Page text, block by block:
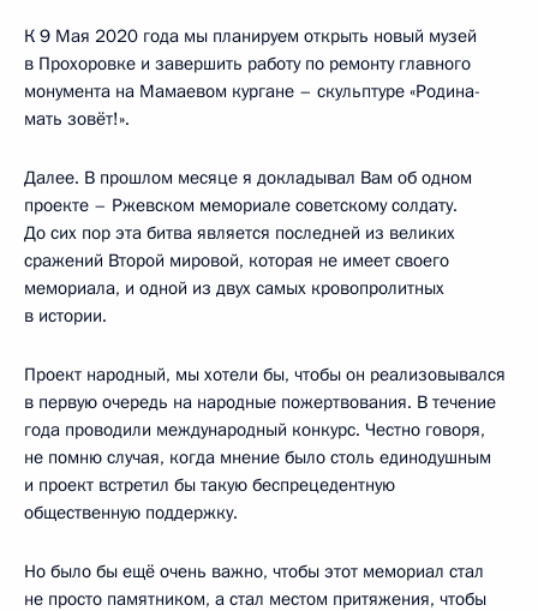
К 9 Мая 2020 года мы планируем открыть новый музей
в Прохоровке и завершить работу по ремонту главного
монумента на Мамаевом кургане – скульптуре «Родина-
мать зовёт!».
Далее. В прошлом месяце я докладывал Вам об одном
проекте – Ржевском мемориале советскому солдату.
До сих пор эта битва является последней из великих
сражений Второй мировой, которая не имеет своего
мемориала, и одной из двух самых кровопролитных
в истории.
Проект народный, мы хотели бы, чтобы он реализовывался
в первую очередь на народные пожертвования. В течение
года проводили международный конкурс. Честно говоря,
не помню случая, когда мнение было столь единодушным
и проект встретил бы такую беспрецедентную
общественную поддержку.
Но было бы ещё очень важно, чтобы этот мемориал стал
не просто памятником, а стал местом притяжения, чтобы